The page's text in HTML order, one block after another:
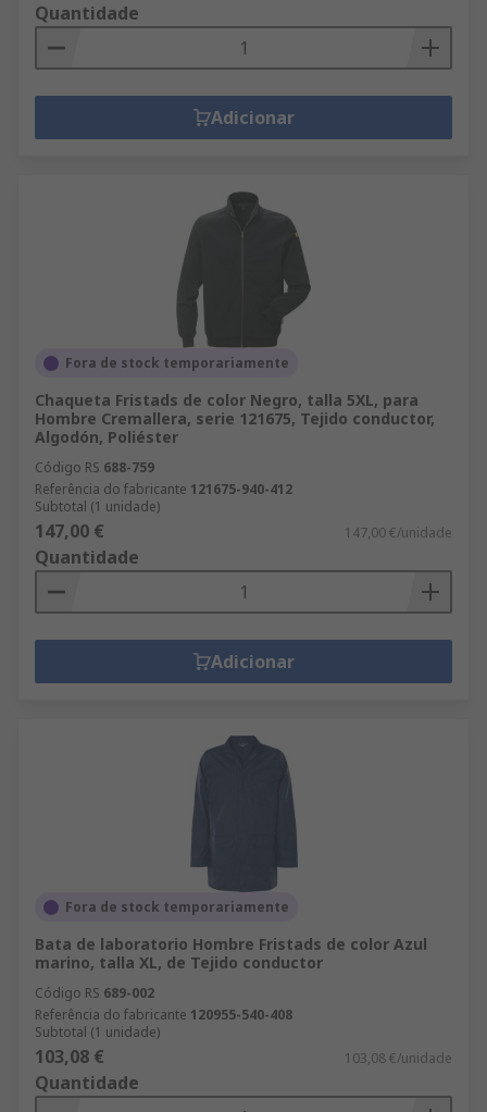
Quantidade
Adicionar
Fora de stock temporariamente
Chaqueta Fristads de color Negro, talla 5XL, para
Hombre Cremallera, serie 121675, Tejido conductor,
Algodón, Poliéster
Código RS 688-759
Referência do fabricante 121675-940-412
Subtotal (1 unidade)
147,00 € 147,00 €/unidade
Quantidade
Adicionar
Fora de stock temporariamente
Bata de laboratorio Hombre Fristads de color Azul
marino, talla XL, de Tejido conductor
Código RS 689-002
Referência do fabricante 120955-540-408
Subtotal (1 unidade)
103,08 € 103,08 €/unidade
Quantidade